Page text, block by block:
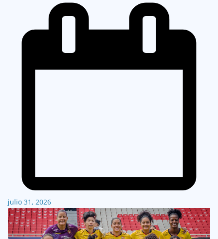
julio 31, 2026